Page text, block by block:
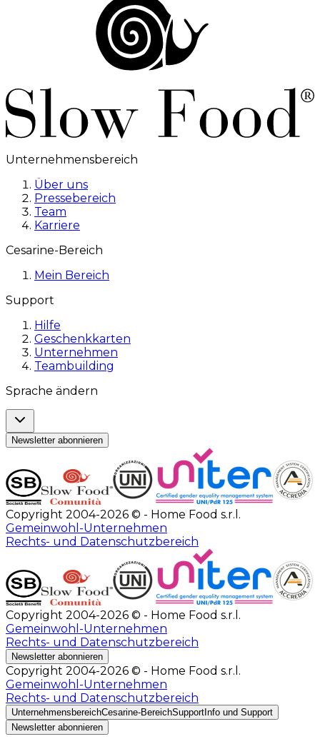
Unternehmensbereich
Über uns
Pressebereich
Team
Karriere
Cesarine-Bereich
Mein Bereich
Support
Hilfe
Geschenkkarten
Unternehmen
Teambuilding
Sprache ändern
Newsletter abonnieren
Copyright 2004-2026 © - Home Food s.r.l.
Gemeinwohl-Unternehmen
Rechts- und Datenschutzbereich
Copyright 2004-2026 © - Home Food s.r.l.
Gemeinwohl-Unternehmen
Rechts- und Datenschutzbereich
Newsletter abonnieren
Copyright 2004-2026 © - Home Food s.r.l.
Gemeinwohl-Unternehmen
Rechts- und Datenschutzbereich
UnternehmensbereichCesarine-BereichSupport Info und Support
Newsletter abonnieren